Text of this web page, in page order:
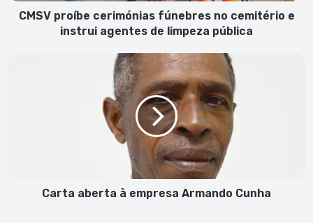
CMSV proíbe cerimónias fúnebres no cemitério e
instrui agentes de limpeza pública
Carta aberta à empresa Armando Cunha